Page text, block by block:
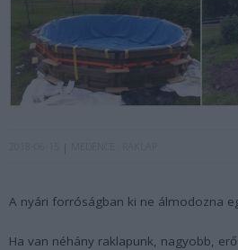
A nyári forróságban ki ne álmodozna
Ha van néhány raklapunk, nagyobb,